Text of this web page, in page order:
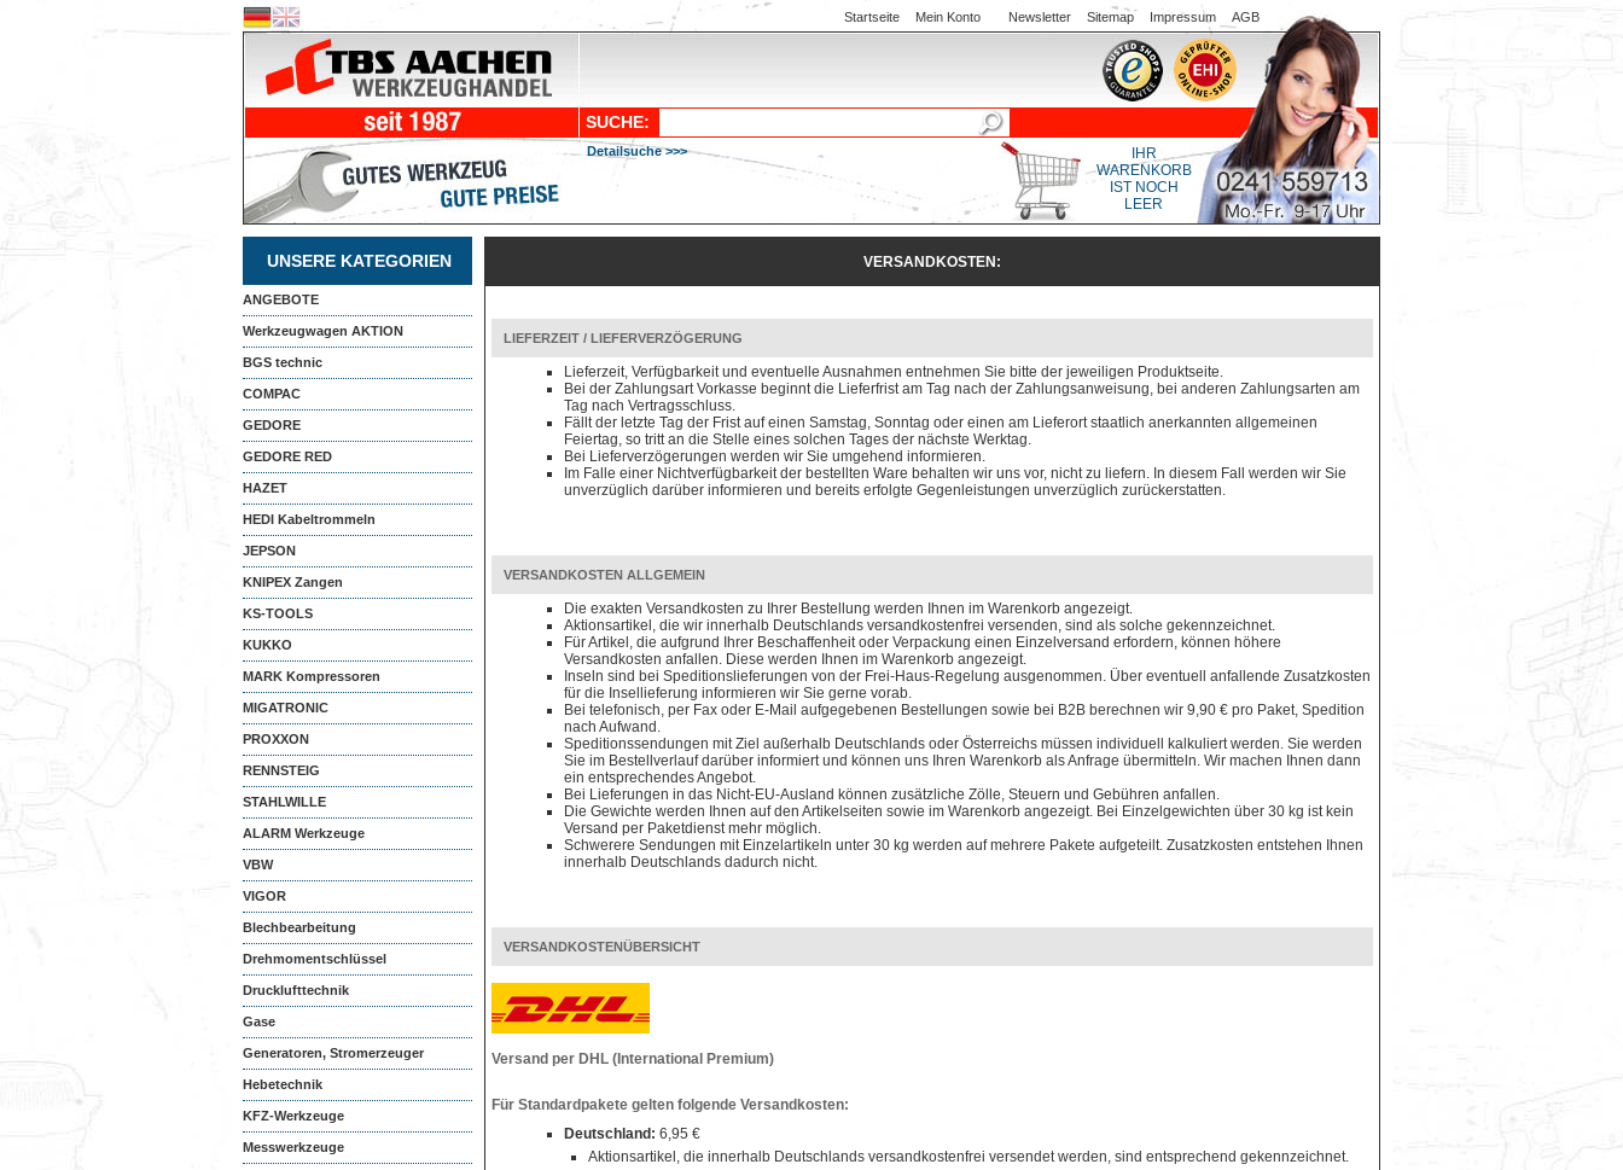
Startseite Mein Konto Newsletter Sitemap Impressum AGB
SUCHE:
Detailsuche >>>
IHR
WARENKORB
IST NOCH
LEER
UNSERE KATEGORIEN
ANGEBOTE
Werkzeugwagen AKTION
BGS technic
COMPAC
GEDORE
GEDORE RED
HAZET
HEDI Kabeltrommeln
JEPSON
KNIPEX Zangen
KS-TOOLS
KUKKO
MARK Kompressoren
MIGATRONIC
PROXXON
RENNSTEIG
STAHLWILLE
ALARM Werkzeuge
VBW
VIGOR
Blechbearbeitung
Drehmomentschlüssel
Drucklufttechnik
Gase
Generatoren, Stromerzeuger
Hebetechnik
KFZ-Werkzeuge
Messwerkzeuge
VERSANDKOSTEN:
LIEFERZEIT / LIEFERVERZÖGERUNG
Lieferzeit, Verfügbarkeit und eventuelle Ausnahmen entnehmen Sie bitte der jeweiligen Produktseite.
Bei der Zahlungsart Vorkasse beginnt die Lieferfrist am Tag nach der Zahlungsanweisung, bei anderen Zahlungsarten am
Tag nach Vertragsschluss.
Fällt der letzte Tag der Frist auf einen Samstag, Sonntag oder einen am Lieferort staatlich anerkannten allgemeinen
Feiertag, so tritt an die Stelle eines solchen Tages der nächste Werktag.
Bei Lieferverzögerungen werden wir Sie umgehend informieren.
Im Falle einer Nichtverfügbarkeit der bestellten Ware behalten wir uns vor, nicht zu liefern. In diesem Fall werden wir Sie
unverzüglich darüber informieren und bereits erfolgte Gegenleistungen unverzüglich zurückerstatten.
VERSANDKOSTEN ALLGEMEIN
Die exakten Versandkosten zu Ihrer Bestellung werden Ihnen im Warenkorb angezeigt.
Aktionsartikel, die wir innerhalb Deutschlands versandkostenfrei versenden, sind als solche gekennzeichnet.
Für Artikel, die aufgrund Ihrer Beschaffenheit oder Verpackung einen Einzelversand erfordern, können höhere
Versandkosten anfallen. Diese werden Ihnen im Warenkorb angezeigt.
Inseln sind bei Speditionslieferungen von der Frei-Haus-Regelung ausgenommen. Über eventuell anfallende Zusatzkosten
für die Insellieferung informieren wir Sie gerne vorab.
Bei telefonisch, per Fax oder E-Mail aufgegebenen Bestellungen sowie bei B2B berechnen wir 9,90 € pro Paket, Spedition
nach Aufwand.
Speditionssendungen mit Ziel außerhalb Deutschlands oder Österreichs müssen individuell kalkuliert werden. Sie werden
Sie im Bestellverlauf darüber informiert und können uns Ihren Warenkorb als Anfrage übermitteln. Wir machen Ihnen dann
ein entsprechendes Angebot.
Bei Lieferungen in das Nicht-EU-Ausland können zusätzliche Zölle, Steuern und Gebühren anfallen.
Die Gewichte werden Ihnen auf den Artikelseiten sowie im Warenkorb angezeigt. Bei Einzelgewichten über 30 kg ist kein
Versand per Paketdienst mehr möglich.
Schwerere Sendungen mit Einzelartikeln unter 30 kg werden auf mehrere Pakete aufgeteilt. Zusatzkosten entstehen Ihnen
innerhalb Deutschlands dadurch nicht.
VERSANDKOSTENÜBERSICHT
Versand per DHL (International Premium)
Für Standardpakete gelten folgende Versandkosten:
Deutschland: 6,95 €
Aktionsartikel, die innerhalb Deutschlands versandkostenfrei versendet werden, sind entsprechend gekennzeichnet.